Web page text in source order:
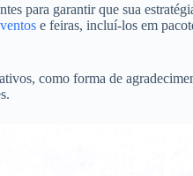
para garantir que sua
e feiras, incluí-los em
como forma de